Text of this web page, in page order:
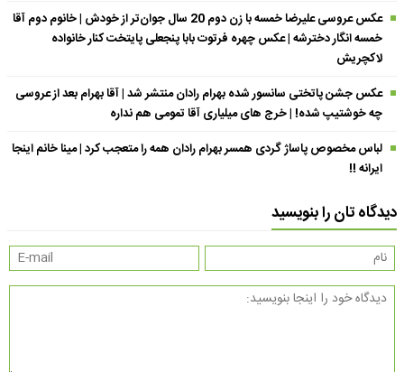
عکس عروسی علیرضا خمسه با زن دوم 20 سال جوان‌تر از خودش | خانوم دوم آقا
خمسه انگار دخترشه | عکس چهره فرتوت بابا پنجعلی پایتخت کنار خانواده
لاکچریش
عکس جشن پاتختی سانسور شده بهرام رادان منتشر شد | آقا بهرام بعد از عروسی
چه خوشتیپ شده! | خرج های میلیاری آقا تمومی هم نداره
لباس مخصوص پاساژ گردی همسر بهرام رادان همه را متعجب کرد | مینا خانم اینجا
ایرانه !!
دیدگاه تان را بنویسید